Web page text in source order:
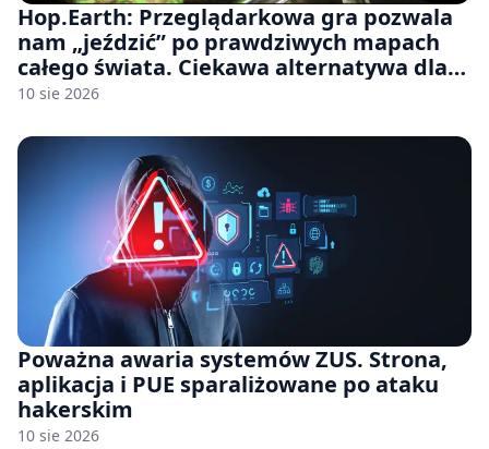
Hop.Earth: Przeglądarkowa gra pozwala
nam „jeździć” po prawdziwych mapach
całego świata. Ciekawa alternatywa dla
Google Street View
10 sie 2026
Poważna awaria systemów ZUS. Strona,
aplikacja i PUE sparaliżowane po ataku
hakerskim
10 sie 2026